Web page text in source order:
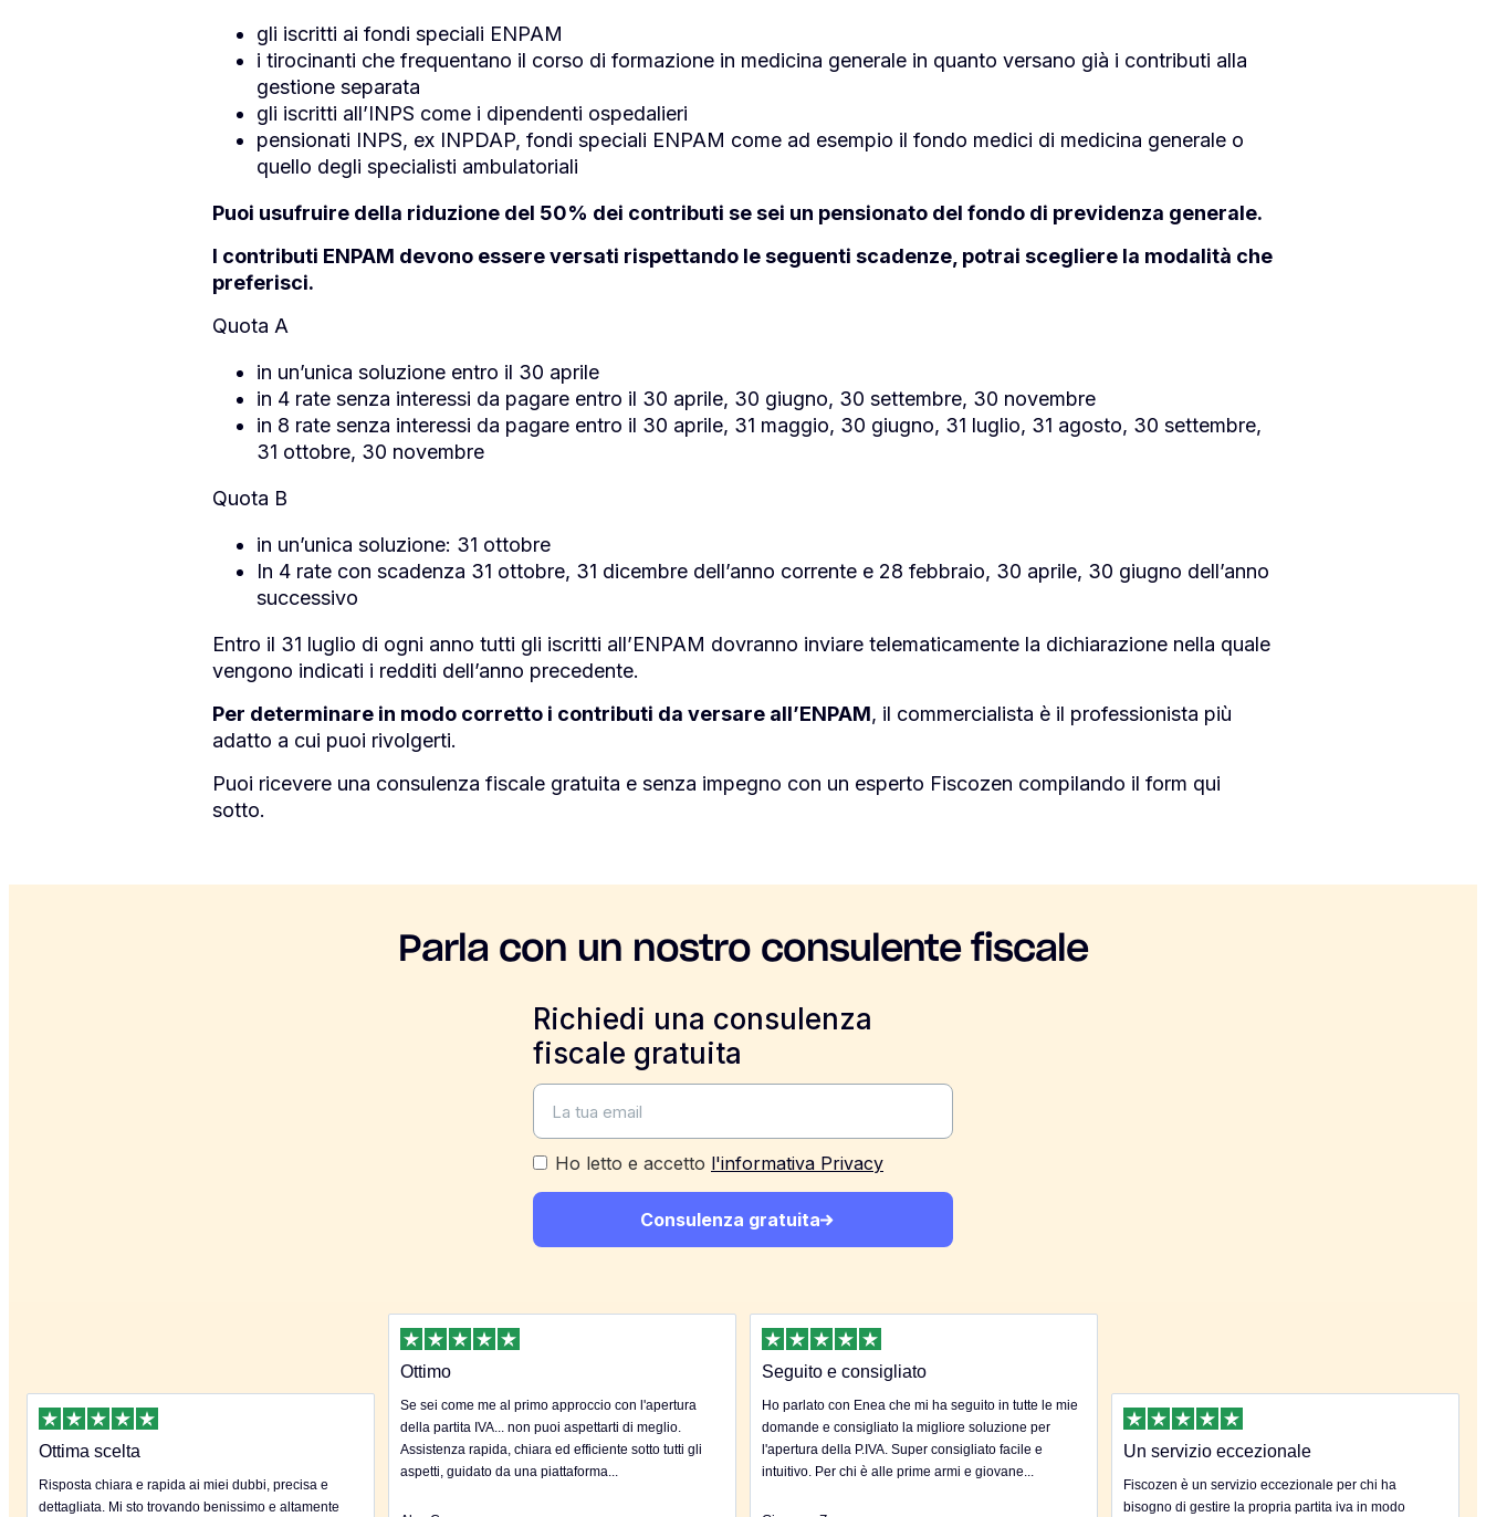
gli iscritti ai fondi speciali ENPAM
i tirocinanti che frequentano il corso di formazione in medicina generale in quanto versano già i contributi alla
gestione separata
gli iscritti all’INPS come i dipendenti ospedalieri
pensionati INPS, ex INPDAP, fondi speciali ENPAM come ad esempio il fondo medici di medicina generale o
quello degli specialisti ambulatoriali
Puoi usufruire della riduzione del 50% dei contributi se sei un pensionato del fondo di previdenza generale.
I contributi ENPAM devono essere versati rispettando le seguenti scadenze, potrai scegliere la modalità che
preferisci.
Quota A
in un’unica soluzione entro il 30 aprile
in 4 rate senza interessi da pagare entro il 30 aprile, 30 giugno, 30 settembre, 30 novembre
in 8 rate senza interessi da pagare entro il 30 aprile, 31 maggio, 30 giugno, 31 luglio, 31 agosto, 30 settembre,
31 ottobre, 30 novembre
Quota B
in un’unica soluzione: 31 ottobre
In 4 rate con scadenza 31 ottobre, 31 dicembre dell’anno corrente e 28 febbraio, 30 aprile, 30 giugno dell’anno
successivo
Entro il 31 luglio di ogni anno tutti gli iscritti all’ENPAM dovranno inviare telematicamente la dichiarazione nella quale
vengono indicati i redditi dell’anno precedente.
Per determinare in modo corretto i contributi da versare all’ENPAM, il commercialista è il professionista più
adatto a cui puoi rivolgerti.
Puoi ricevere una consulenza fiscale gratuita e senza impegno con un esperto Fiscozen compilando il form qui
sotto.
Parla con un nostro consulente fiscale
Richiedi una consulenza
fiscale gratuita
Ho letto e accetto l'informativa Privacy
Consulenza gratuita
Ottima scelta
Risposta chiara e rapida ai miei dubbi, precisa e
dettagliata. Mi sto trovando benissimo e altamente
Ottimo
Se sei come me al primo approccio con l'apertura
della partita IVA... non puoi aspettarti di meglio.
Assistenza rapida, chiara ed efficiente sotto tutti gli
aspetti, guidato da una piattaforma...
Seguito e consigliato
Ho parlato con Enea che mi ha seguito in tutte le mie
domande e consigliato la migliore soluzione per
l'apertura della P.IVA. Super consigliato facile e
intuitivo. Per chi è alle prime armi e giovane...
Un servizio eccezionale
Fiscozen è un servizio eccezionale per chi ha
bisogno di gestire la propria partita iva in modo